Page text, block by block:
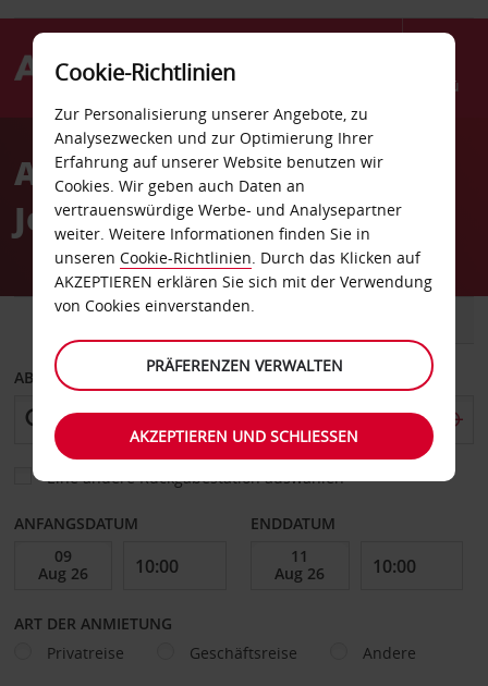
Menü
AvisAutovermietung
Johannesburg Bahnhof
ABHOLEN VON
Eine andere Rückgabestation auswählen
ANFANGSDATUM ENDDATUM
ART DER ANMIETUNG
Privatreise
Geschäftsreise Andere
Cookie-Richtlinien
Zur Personalisierung unserer Angebote, zu
Analysezwecken und zur Optimierung Ihrer
Erfahrung auf unserer Website benutzen wir
Cookies. Wir geben auch Daten an
vertrauenswürdige Werbe- und Analysepartner
weiter. Weitere Informationen finden Sie in
unseren Cookie-Richtlinien. Durch das Klicken auf
AKZEPTIEREN erklären Sie sich mit der Verwendung
von Cookies einverstanden.
PRÄFERENZEN VERWALTEN
AKZEPTIEREN UND SCHLIESSEN